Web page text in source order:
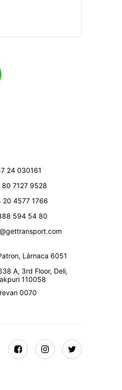
24 030161
80 7127 9528
20 4577 1766
594 54 80
, Lárnaca 6051
A, 3rd Floor, Deli,
110058
0070